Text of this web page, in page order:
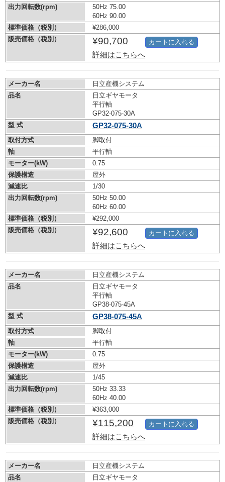
出力回転数(rpm)
50Hz 75.00
60Hz 90.00
標準価格（税別）
¥286,000
販売価格（税別）
¥90,700
詳細はこちらへ
カートに入れる
メーカー名
日立産機システム
品名
日立ギヤモータ
平行軸
GP32-075-30A
型 式
GP32-075-30A
取付方式
脚取付
軸
平行軸
モーター(kW)
0.75
保護構造
屋外
減速比
1/30
出力回転数(rpm)
50Hz 50.00
60Hz 60.00
標準価格（税別）
¥292,000
販売価格（税別）
¥92,600
詳細はこちらへ
カートに入れる
メーカー名
日立産機システム
品名
日立ギヤモータ
平行軸
GP38-075-45A
型 式
GP38-075-45A
取付方式
脚取付
軸
平行軸
モーター(kW)
0.75
保護構造
屋外
減速比
1/45
出力回転数(rpm)
50Hz 33.33
60Hz 40.00
標準価格（税別）
¥363,000
販売価格（税別）
¥115,200
詳細はこちらへ
カートに入れる
メーカー名
日立産機システム
品名
日立ギヤモータ